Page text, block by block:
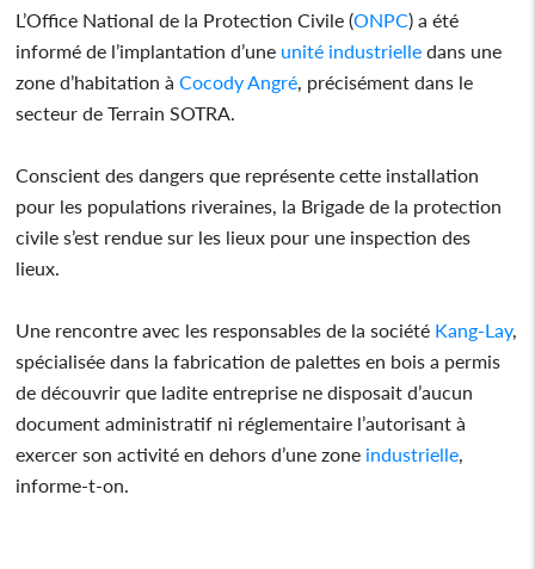
L’Office National de la Protection Civile (ONPC) a été
informé de l’implantation d’une unité industrielle dans une
zone d’habitation àCocody Angré , précisément dans le
secteur de Terrain SOTRA.
Conscient des dangers que représente cette installation
pour les populations riveraines, la Brigade de la protection
civile s’est rendue sur les lieux pour une inspection des
lieux.
Une rencontre avec les responsables de la société Kang-Lay,
spécialisée dans la fabrication de palettes en bois a permis
de découvrir que ladite entreprise ne disposait d’aucun
document administratif ni réglementaire l’autorisant à
exercer son activité en dehors d’une zone industrielle
informe-t-on.